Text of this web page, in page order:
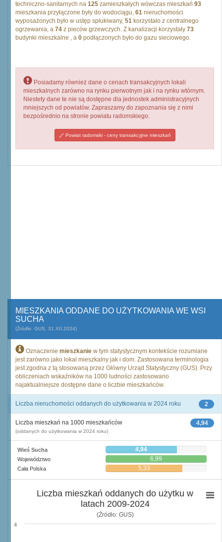
techniczno-sanitarnych na 125 zamieszkałych wówczas mieszkań 93
mieszkania przyłączone były do wodociągu, 61 nieruchomości
wyposażonych było w ustęp spłukiwany, 51 korzystało z centralnego
ogrzewania, a 74 z pieców grzewczych. Z kanalizacji korzystały 73
budynki mieszkalne , a 0 podłączonych było do gazu sieciowego.
Posiadamy również dane o cenach transakcyjnych lokali
mieszkalnych zarówno na rynku pierwotnym jak i na rynku wtórnym.
Niestety dane te nie są dostępne dla jednostek administracyjnych
mniejszych od powiatów. Zapraszamy do zapoznania się z nimi
bezpośrednio na stronie powiatu radomskiego.
Powiat radomski - ceny transakcyjne mieszkań
MIESZKANIA ODDANE DO UŻYTKOWANIA WE WSI
SUCHA
(Źródło: GUS, 31.XII.2024)
Oznaczenie mieszkanie w tym statystycznym kontekście rozumiane
jest zarówno jako lokal mieszkalny jak i dom. Zastosowana terminologia
jest zgodna z tą stosowaną przez Główny Urząd Statystyczny (GUS). Przy
obliczeniach wskaźników na 1000 ludności zastosowano
najaktualniejsze dostępne dane o liczbie mieszkańców.
2
Liczba nieruchomości oddanych do użytkowania w 2024 roku
4,94
Liczba mieszkań na 1000 mieszkańców
(oddanych do użytkowania w 2024 roku)
Wieś Sucha 4,94
Województwo 6,99
Cała Polska 5,33
Liczba mieszkań oddanych do użytku w
latach 2009-2024
(Źródło: GUS)
4